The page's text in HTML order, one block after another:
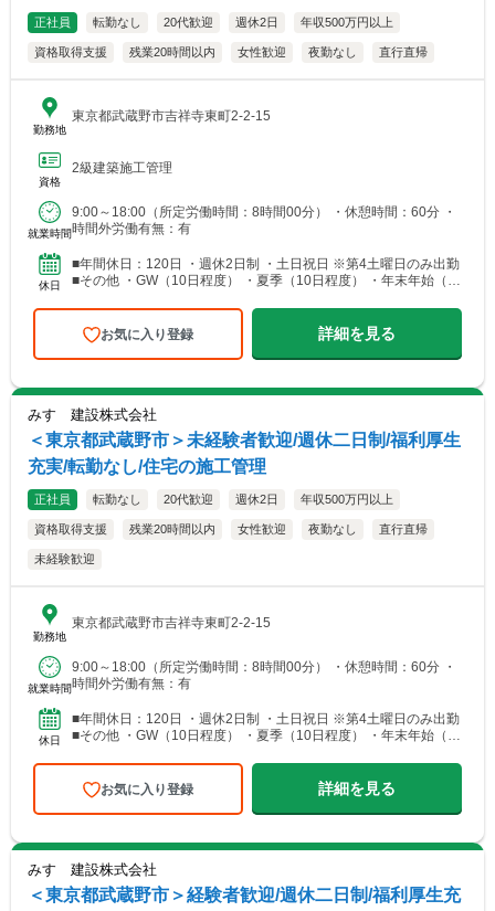
正社員 転勤なし 20代歓迎 週休2日 年収500万円以上
資格取得支援 残業20時間以内 女性歓迎 夜勤なし 直行直帰
勤務地
東京都武蔵野市吉祥寺東町2-2-15
資格
2級建築施工管理
就業時間
9:00～18:00（所定労働時間：8時間00分） ・休憩時間：60分 ・
時間外労働有無：有
休日
■年間休日：120日 ・週休2日制 ・土日祝日 ※第4土曜日のみ出勤
■その他 ・GW（10日程度） ・夏季（10日程度） ・年末年始（10
お気に入り登録 詳細を見る
みすゞ建設株式会社
＜東京都武蔵野市＞未経験者歓迎/週休二日制/福利厚生
充実/転勤なし/住宅の施工管理
正社員 転勤なし 20代歓迎 週休2日 年収500万円以上
資格取得支援 残業20時間以内 女性歓迎 夜勤なし 直行直帰
未経験歓迎
勤務地
東京都武蔵野市吉祥寺東町2-2-15
就業時間
9:00～18:00（所定労働時間：8時間00分） ・休憩時間：60分 ・
時間外労働有無：有
休日
■年間休日：120日 ・週休2日制 ・土日祝日 ※第4土曜日のみ出勤
■その他 ・GW（10日程度） ・夏季（10日程度） ・年末年始（10
お気に入り登録 詳細を見る
みすゞ建設株式会社
＜東京都武蔵野市＞経験者歓迎/週休二日制/福利厚生充